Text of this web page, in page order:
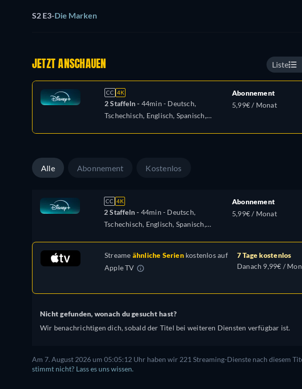
S2 E3-Die Marken
JETZT ANSCHAUEN Liste
CC 4K
2 Staffeln - 44min - Deutsch,
Tschechisch, Englisch, Spanisch,
Abonnement
5,99€ / Monat
Alle Abonnement Kostenlos
CC 4K
2 Staffeln - 44min - Deutsch,
Tschechisch, Englisch, Spanisch,
Portugiesisch (Brasilien), Türkisch
Abonnement
5,99€ / Monat
Streame ähnliche Serienkostenlos auf
Apple TV
7 Tage kostenlos
Danach 9,99€ /
Nicht gefunden, wonach du gesucht hast?
Wir benachrichtigen dich, sobald der Titel bei weiteren Diensten verfügbar ist.
Am 7. August 2026 um 05:05:12 Uhr haben wir 221 Streaming-Dienste nach diesem
stimmt nicht? Lass es uns wissen.